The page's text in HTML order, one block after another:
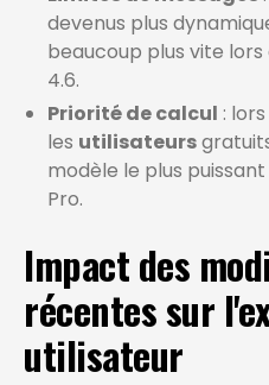
devenus plus
beaucoup plus vite
4.6.
Priorité de calcul :
les utilisateurs
modèle le plus
Pro.
Impact des
récentes sur
utilisateur